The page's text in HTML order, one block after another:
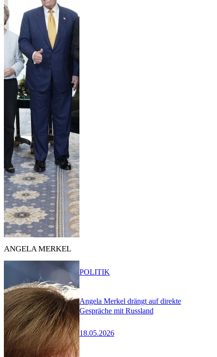
ANGELA MERKEL
Angela Merkel drängt auf direkte
Gespräche mit Russland
18.05.2026
POLITIK